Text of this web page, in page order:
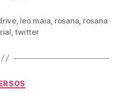
, leo maia, rosana, rosana
,twitter
Categorias